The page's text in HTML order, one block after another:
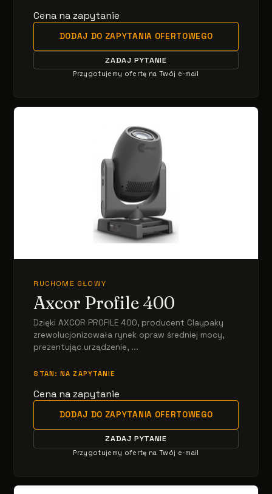
Cena na zapytanie
DODAJ DO ZAPYTANIA OFERTOWEGO
ZADAJ PYTANIE
Przygotujemy ofertę na Twój e-mail
RUCHOME GŁOWY
Axcor Profile 400
Dzięki AXCOR PROFILE 400, producent Claypaky
zrewolucjonizowała rynek opraw średniej mocy,
prezentując urządzenie, ...
STAN: NA ZAPYTANIE
Cena na zapytanie
DODAJ DO ZAPYTANIA OFERTOWEGO
ZADAJ PYTANIE
Przygotujemy ofertę na Twój e-mail